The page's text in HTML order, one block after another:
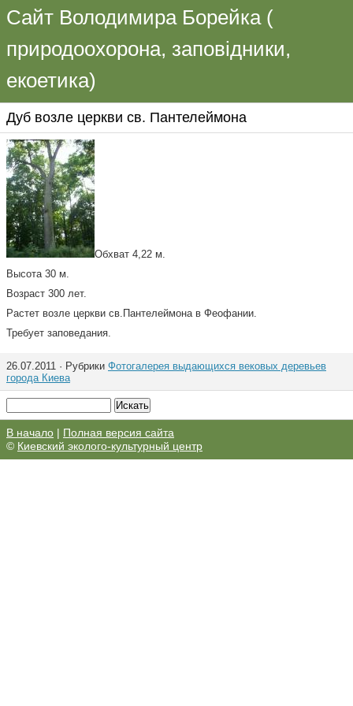
Сайт Володимира Борейка (
природоохорона, заповідники,
екоетика)
Дуб возле церкви св. Пантелеймона
Обхват 4,22 м.
Высота 30 м.
Возраст 300 лет.
Растет возле церкви св.Пантелеймона в Феофании.
Требует заповедания.
26.07.2011 · Рубрики Фотогалерея выдающихся вековых деревьев
города Киева
В начало | Полная версия сайта
© Киевский эколого-культурный центр